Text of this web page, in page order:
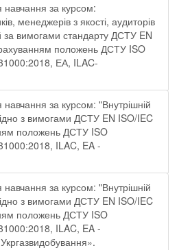
навчання за курсом:
менеджерів з якості, аудиторів
за вимогами стандарту ДСТУ EN
положень ДСТУ ISO
ЕА, ILAC-
за курсом: "Внутрішній
з вимогами ДСТУ EN ISO/IEC
положень ДСТУ ISO
ILAC, EA -
за курсом: "Внутрішній
з вимогами ДСТУ EN ISO/IEC
положень ДСТУ ISO
ILAC, EA -